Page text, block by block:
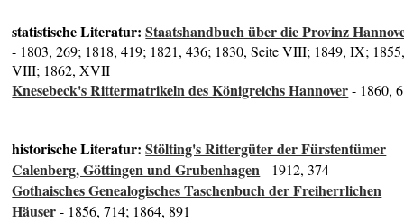
statistische Literatur:Staatshandbuch über die Provinz
- 1803, 269; 1818, 419; 1821, 436; 1830, Seite VIII; 1849, IX;
VIII; 1862, XVII
Knesebeck's Rittermatrikeln des Königreichs Hannover- 1860, 6
historische Literatur:Stölting's Rittergüter der Fürstentümer
Calenberg, Göttingen und Grubenhagen- 1912, 374
Gothaisches Genealogisches Taschenbuch der Freiherrlichen
Häuser- 1856, 714; 1864, 891